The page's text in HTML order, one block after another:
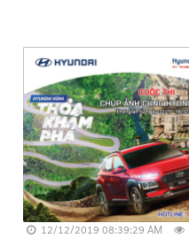
12/12/2019 08:39:29 AM